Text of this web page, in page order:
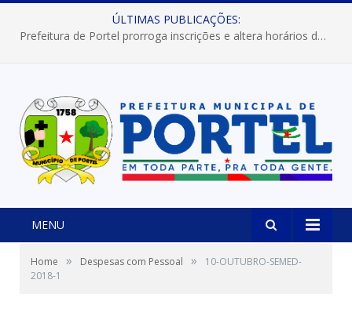
ÚLTIMAS PUBLICAÇÕES:
Prefeitura de Portel prorroga inscrições e altera horários dos concursos “Musa” e “Miss Mix Verão 2026”
MENU
Home » Despesas com Pessoal »
10-OUTUBRO-SEMED-
2018-1